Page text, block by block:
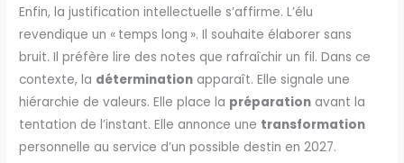
Enfin, la justification intellectuelle s’affirme. L’élu
revendique un « temps long ». Il souhaite élaborer sans
bruit. Il préfère lire des notes que rafraîchir un fil. Dans ce
contexte, la détermination apparaît. Elle signale une
hiérarchie de valeurs. Elle place la préparation avant la
tentation de l’instant. Elle annonce une transformation
personnelle au service d’un possible destin en 2027.